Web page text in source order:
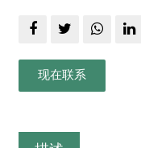
现在联系